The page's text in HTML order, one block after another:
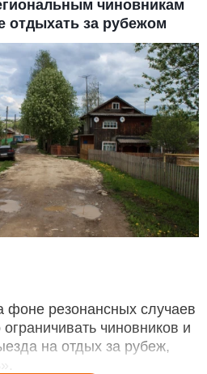
чиновникам
отдыхать за рубежом
фоне резонансных случаев
чиновников и
на отдых за рубеж,